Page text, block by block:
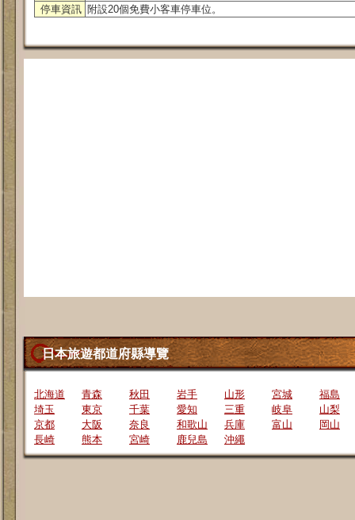
停車資訊 附設20個免費小客車停車位。
日本旅遊都道府縣導覽
北海道 青森 秋田 岩手 山形 宮城
福島
埼玉
東京 千葉 愛知 三重 岐阜
山梨
京都
大阪 奈良 和歌山 兵庫 富山
岡山
長崎
熊本 宮崎 鹿兒島 沖繩